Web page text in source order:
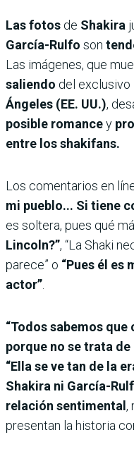
Las fotos de Shakira
García-Rulfo son
Las imágenes, que
saliendo del exclusivo
Ángeles (EE. UU.),
posible romancey
entre los shakifans.
Los comentarios en
mi pueblo... Si tiene
es soltera, pues qué
Lincoln?”, “La Shaki
parece” o “Pues él es
actor”
“Todos sabemos que
porque no se trata
“Ella se ve tan de la
Shakira ni García-
relación sentimental,
presentan la historia